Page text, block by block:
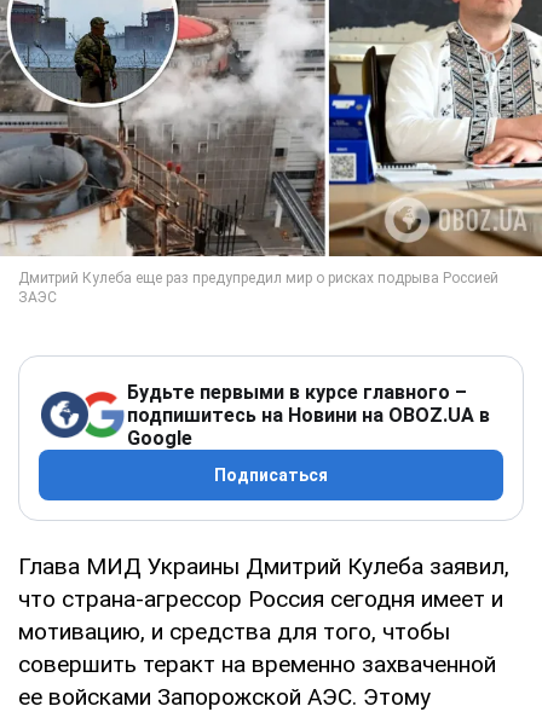
Будьте первыми в курсе главного –
подпишитесь на Новини на OBOZ.UA в
Google
Подписаться
Глава МИД Украины Дмитрий Кулеба заявил,
что страна-агрессор Россия сегодня имеет и
мотивацию, и средства для того, чтобы
совершить теракт на временно захваченной
ее войсками Запорожской АЭС. Этому